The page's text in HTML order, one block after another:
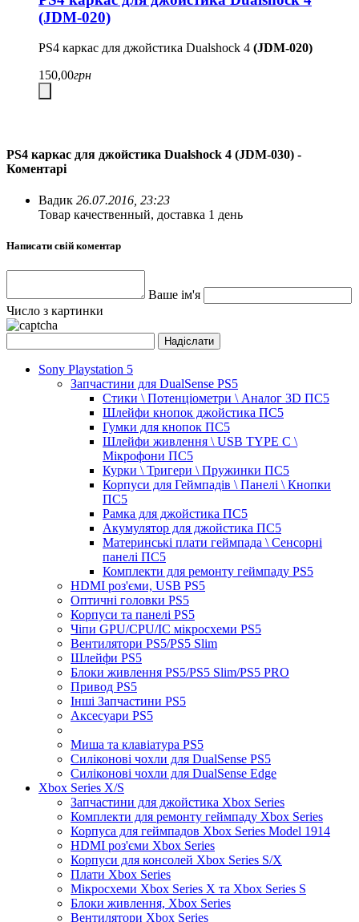
(JDM-020)
PS4 каркас для джойстика Dualshock 4 (JDM-020)
150,00грн
PS4 каркас для джойстика Dualshock 4 (JDM-030) -
Коментарі
Вадик 26.07.2016, 23:23
Товар качественный, доставка 1 день
Написати свій коментар
Ваше ім'я
Число з картинки
Sony Playstation 5
Запчастини для DualSense PS5
Стики \ Потенціометри \ Аналог 3D ПС5
Шлейфи кнопок джойстика ПС5
Гумки для кнопок ПС5
Шлейфи живлення \ USB TYPE C \
Мікрофони ПС5
Курки \ Тригери \ Пружинки ПС5
Корпуси для Геймпадів \ Панелі \ Кнопки
ПС5
Рамка для джойстика ПС5
Акумулятор для джойстика ПС5
Материнські плати геймпада \ Сенсорні
панелі ПС5
Комплекти для ремонту геймпаду PS5
HDMI роз'єми, USB PS5
Оптичні головки PS5
Корпуси та панелі PS5
Чіпи GPU/CPU/IC мікросхеми PS5
Вентилятори PS5/PS5 Slim
Шлейфи PS5
Блоки живлення PS5/PS5 Slim/PS5 PRO
Привод PS5
Інші Запчастини PS5
Аксесуари PS5
Миша та клавіатура PS5
Силіконові чохли для DualSense PS5
Силіконові чохли для DualSense Edge
Xbox Series X/S
Запчастини для джойстика Xbox Series
Комплекти для ремонту геймпаду Xbox Series
Корпуса для геймпадов Xbox Series Model 1914
HDMI роз'єми Xbox Series
Корпуси для консолей Xbox Series S/X
Плати Xbox Series
Мікросхеми Xbox Series X та Xbox Series S
Блоки живлення, Xbox Series
Вентилятори Xbox Series